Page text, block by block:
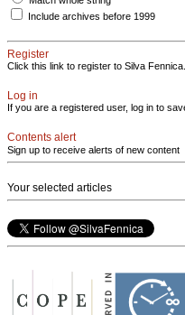
Include archives before 1999
Register
Click this link to register to Silva Fennica.
Log in
If you are a registered user, log in to
Contents alert
Sign up to receive alerts of new content
Your selected articles